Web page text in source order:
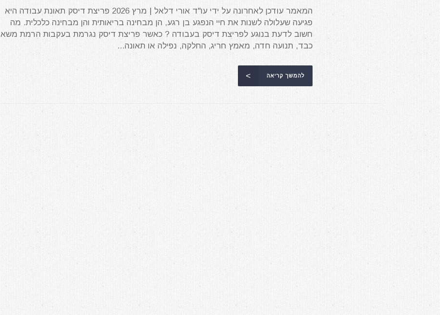
המאמר עודכן לאחרונה על ידי עו"ד אורי דלאל | מרץ 2026 פריצת דיסק תאונת עבודה היא
פגיעה שעלולה לשנות את חיי הנפגע בן רגע, הן מבחינה בריאותית והן מבחינה כלכלית. מה
חשוב לדעת בנוגע לפריצת דיסק בעבודה ? כאשר פריצת דיסק נגרמת בעקבות הרמת משא
כבד, תנועה חדה, מאמץ חריג, החלקה, נפילה או תאונה...
להמשך קריאה